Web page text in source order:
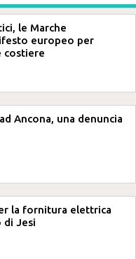
le Marche
europeo per
costiere
Ancona, una denuncia
la fornitura elettrica
di Jesi